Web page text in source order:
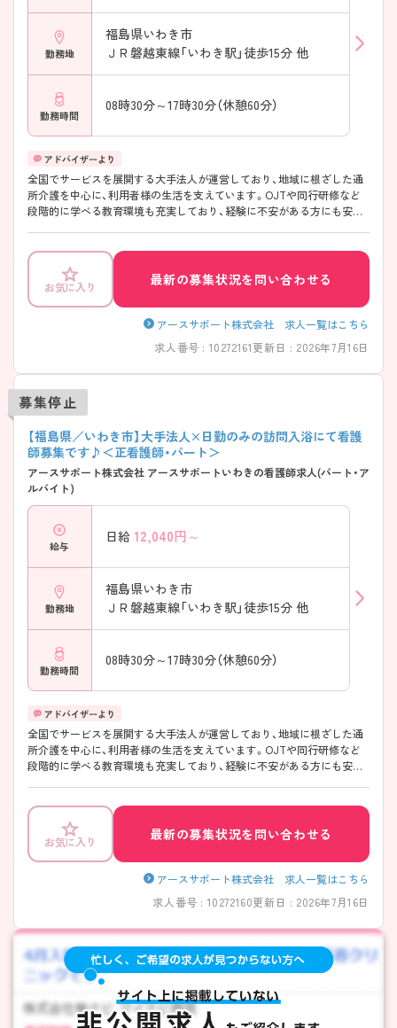
勤務地
福島県いわき市
ＪＲ磐越東線「いわき駅」徒歩15分 他
勤務時間
08時30分～17時30分（休憩60分）
全国でサービスを展開する大手法人が運営しており、地域に根ざした通
所介護を中心に、利用者様の生活を支えています。OJTや同行研修など
段階的に学べる教育環境も充実しており、経験に不安がある方にも安心
内しますのでお気軽にご相談ください！
お気に入り
最新の募集状況を問い合わせる
アースサポート株式会社 求人一覧はこちら
求人番号 : 10272161更新日 : 2026年7月16日
募集停止
【福島県／いわき市】大手法人×日勤のみの訪問入浴にて看護
師募集です♪＜正看護師・パート＞
アースサポート株式会社 アースサポートいわきの看護師求人(パート・ア
ルバイト)
給与
日給 12,040円～
勤務地
福島県いわき市
ＪＲ磐越東線「いわき駅」徒歩15分 他
勤務時間
08時30分～17時30分（休憩60分）
全国でサービスを展開する大手法人が運営しており、地域に根ざした通
所介護を中心に、利用者様の生活を支えています。OJTや同行研修など
段階的に学べる教育環境も充実しており、経験に不安がある方にも安心
内しますのでお気軽にご相談ください！
お気に入り
最新の募集状況を問い合わせる
アースサポート株式会社 求人一覧はこちら
求人番号 : 10272160更新日 : 2026年7月16日